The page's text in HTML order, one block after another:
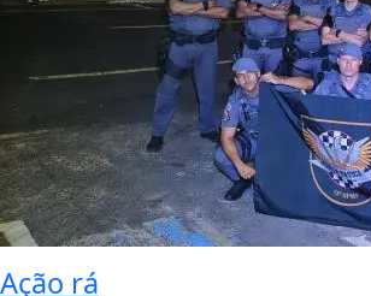
Ação rá